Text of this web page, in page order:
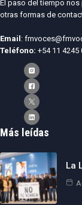
El paso del tiempo
otras formas de
Email:
Teléfono: +54 11 4245
Más leídas
La